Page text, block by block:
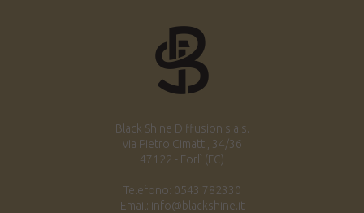
Black Shine Diffusion s.a.s.
via Pietro Cimatti, 34/36
47122 - Forlì (FC)
Telefono: 0543 782330
Email: info@blackshine.it